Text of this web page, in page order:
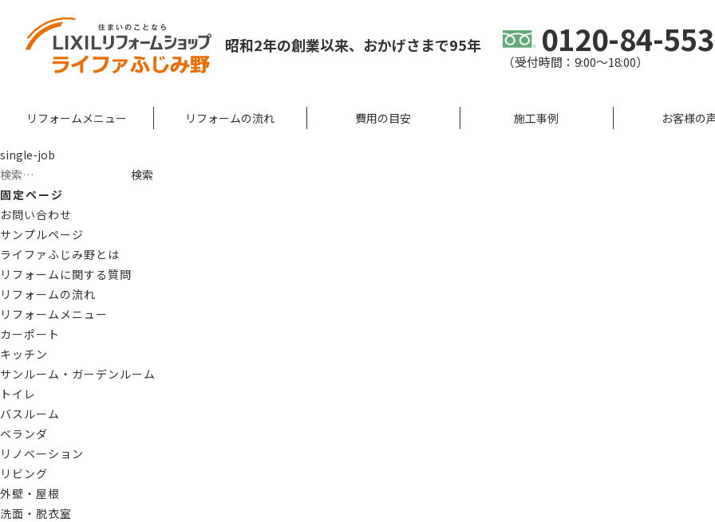
昭和2年の創業以来、 おかげさまで95年 0120-84-
（受付時間：9:00〜18:00）
リフォームメニュー リフォームの流れ 費用の目安 施工事例 お客様の
single-job
検
索:
固定ページ
お問い合わせ
サンプルページ
ライファふじみ野とは
リフォームに関する質問
リフォームの流れ
リフォームメニュー
カーポート
キッチン
サンルーム・ガーデンルーム
トイレ
バスルーム
ベランダ
リノベーション
リビング
外壁・屋根
洗面・脱衣室